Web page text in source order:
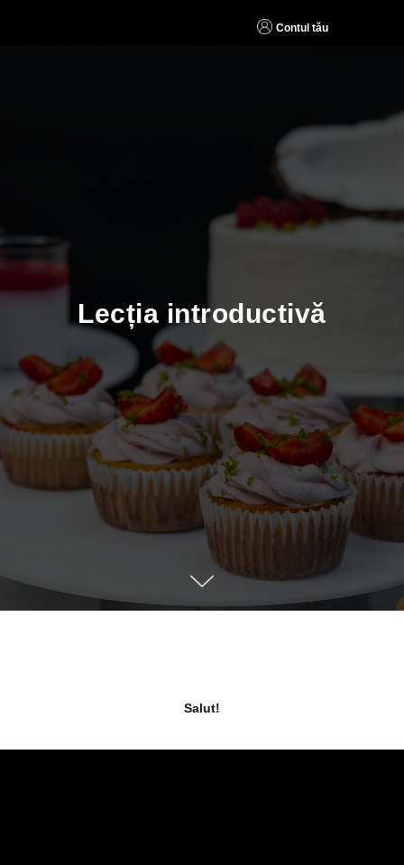
Contul tău
Lecția introductivă
Salut!